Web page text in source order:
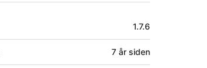
1.7.6
7 år siden